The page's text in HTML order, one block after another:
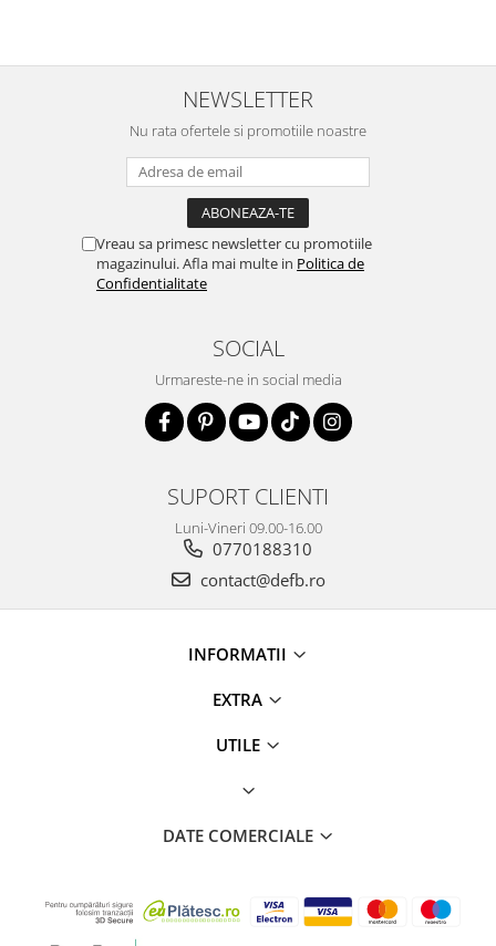
NEWSLETTER
Nu rata ofertele si promotiile noastre
Vreau sa primesc newsletter cu promotiile
magazinului. Afla mai multe in Politica de
Confidentialitate
SOCIAL
Urmareste-ne in social media
SUPORT CLIENTI
Luni-Vineri 09.00-16.00
0770188310
contact@defb.ro
INFORMATII
EXTRA
UTILE
DATE COMERCIALE